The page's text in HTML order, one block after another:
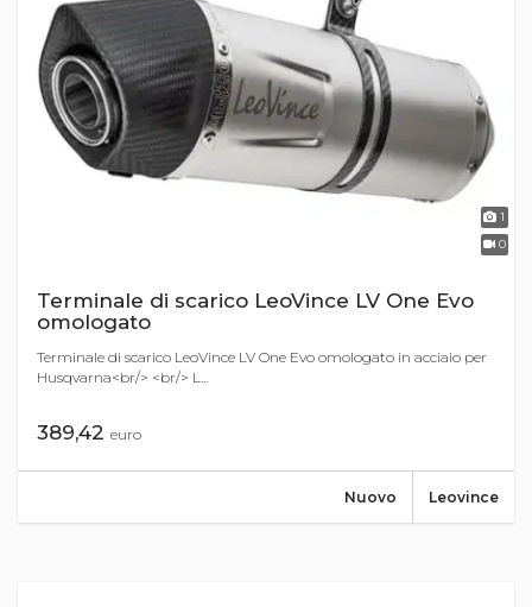
1
0
Terminale di scarico LeoVince LV One Evo
omologato
Terminale di scarico LeoVince LV One Evo omologato in acciaio per
Husqvarna<br/> <br/> L...
389,42 euro
Leovince
Nuovo